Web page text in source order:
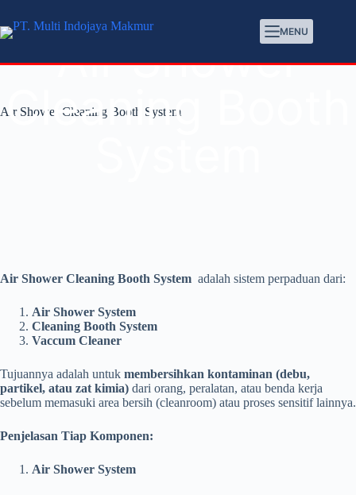
MENU
Air Shower Cleaning Booth System
Air Shower
Cleaning Booth
Air Shower Cleaning Booth System adalah sistem perpaduan dari:
Air Shower System
Cleaning Booth System
Vaccum Cleaner
Tujuannya adalah untuk membersihkan kontaminan (debu,
partikel, atau zat kimia) dari orang, peralatan, atau benda kerja
sebelum memasuki area bersih (cleanroom) atau proses sensitif lainnya.
Penjelasan Tiap Komponen:
Air Shower System